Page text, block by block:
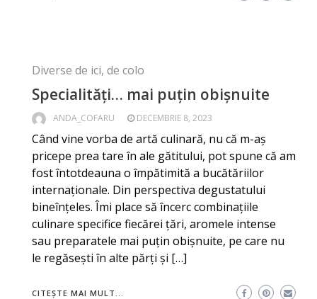
Diverse de ici, de colo
Specialități… mai puțin obișnuite
ANDA_COFARU DECEMBRIE 8, 2023
Când vine vorba de artă culinară, nu că m-aș
pricepe prea tare în ale gătitului, pot spune că am
fost întotdeauna o împătimită a bucătăriilor
internaționale. Din perspectiva degustatului
bineînțeles. Îmi place să încerc combinațiile
culinare specifice fiecărei țări, aromele intense
sau preparatele mai puțin obișnuite, pe care nu
le regăsești în alte părți și […]
CITEȘTE MAI MULT...